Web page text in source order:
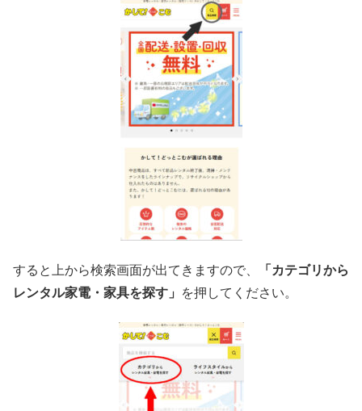
すると上から検索画面が出てきますので、
「カテゴリから
レンタル家電・家具を探す」
を押してください。